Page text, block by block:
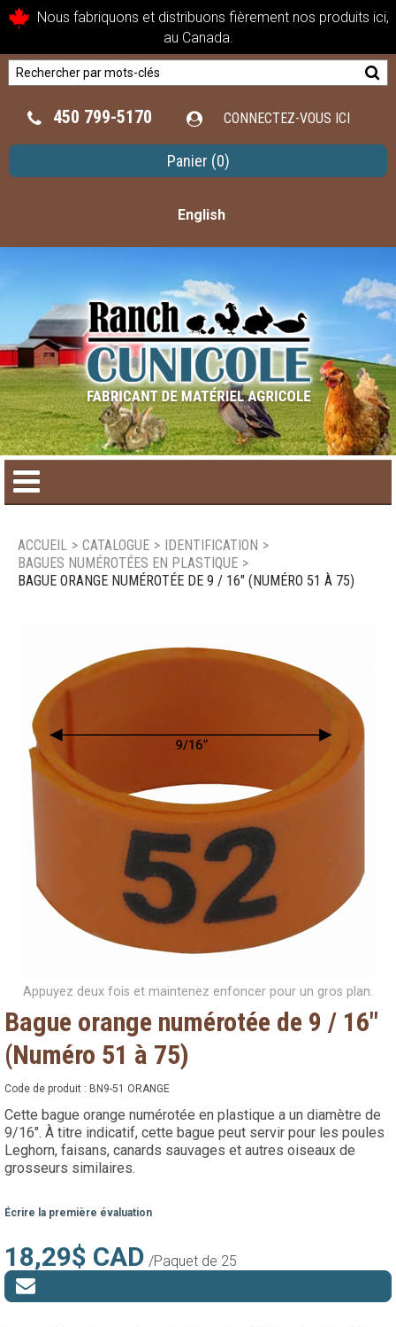
Nous fabriquons et distribuons fièrement nos produits ici,
au Canada.
450 799-5170 CONNECTEZ-VOUS ICI
Panier (0)
English
Catalogue de produit
Nous joindre
ACCUEIL > CATALOGUE > IDENTIFICATION >
BAGUES NUMÉROTÉES EN PLASTIQUE >
BAGUE ORANGE NUMÉROTÉE DE 9 / 16" (NUMÉRO 51 À 75)
Appuyez deux fois et maintenez enfoncer pour un gros plan.
Bague orange numérotée de 9 / 16"
(Numéro 51 à 75)
Code de produit : BN9-51 ORANGE
Cette bague orange numérotée en plastique a un diamètre de
9/16". À titre indicatif, cette bague peut servir pour les poules
Leghorn, faisans, canards sauvages et autres oiseaux de
grosseurs similaires.
Écrire la première évaluation
18,29$ CAD /Paquet de 25